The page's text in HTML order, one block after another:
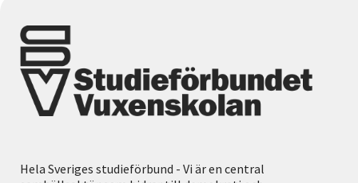
Hela Sveriges studieförbund - Vi är en central